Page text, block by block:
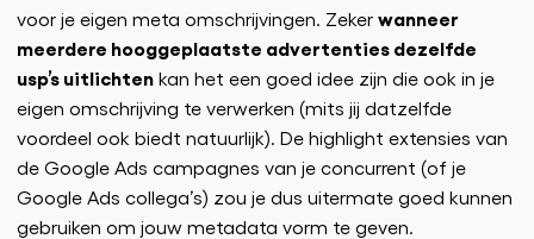
voor je eigen meta omschrijvingen. Zeker wanneer
meerdere hooggeplaatste advertenties dezelfde
usp’s uitlichten kan het een goed idee zijn die ook in je
eigen omschrijving te verwerken (mits jij datzelfde
voordeel ook biedt natuurlijk). De highlight extensies van
de Google Ads campagnes van je concurrent (of je
Google Ads collega’s) zou je dus uitermate goed kunnen
gebruiken om jouw metadata vorm te geven.